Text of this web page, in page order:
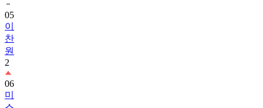
05
이
찬
원
2
06
미